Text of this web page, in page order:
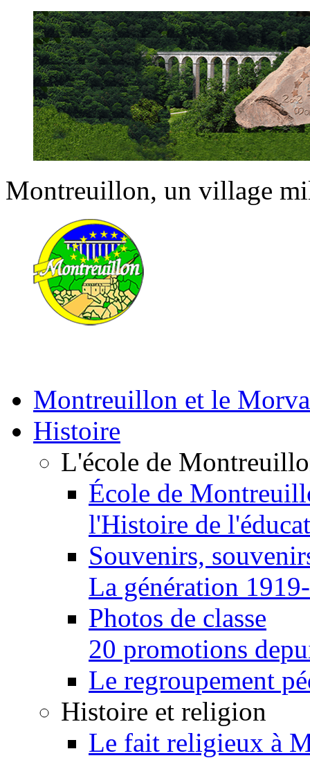
Montreuillon, un village
Montreuillon et le
Histoire
L'école de
École de
l'Histoire de
Souvenirs,
La génération
Photos de classe
20 promotions
Le regroupement
Histoire et religion
Le fait religieux à